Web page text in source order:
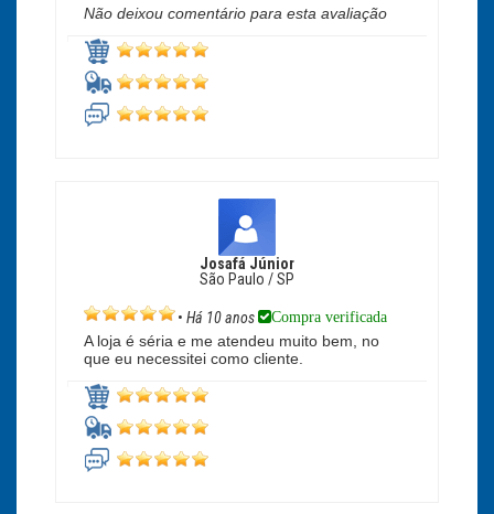
Não deixou comentário para esta avaliação
Josafá Júnior
São Paulo / SP
• Há 10 anos Compra verificada
A loja é séria e me atendeu muito bem, no
que eu necessitei como cliente.